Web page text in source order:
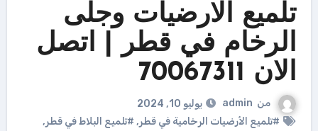
تلميع الارضيات وجلى
الرخام في قطر | اتصل
الان 70067311
من admin
يوليو 10, 2024
#تلميع الأرضيات الرخامية في قطر, #تلميع البلاط في قطر,